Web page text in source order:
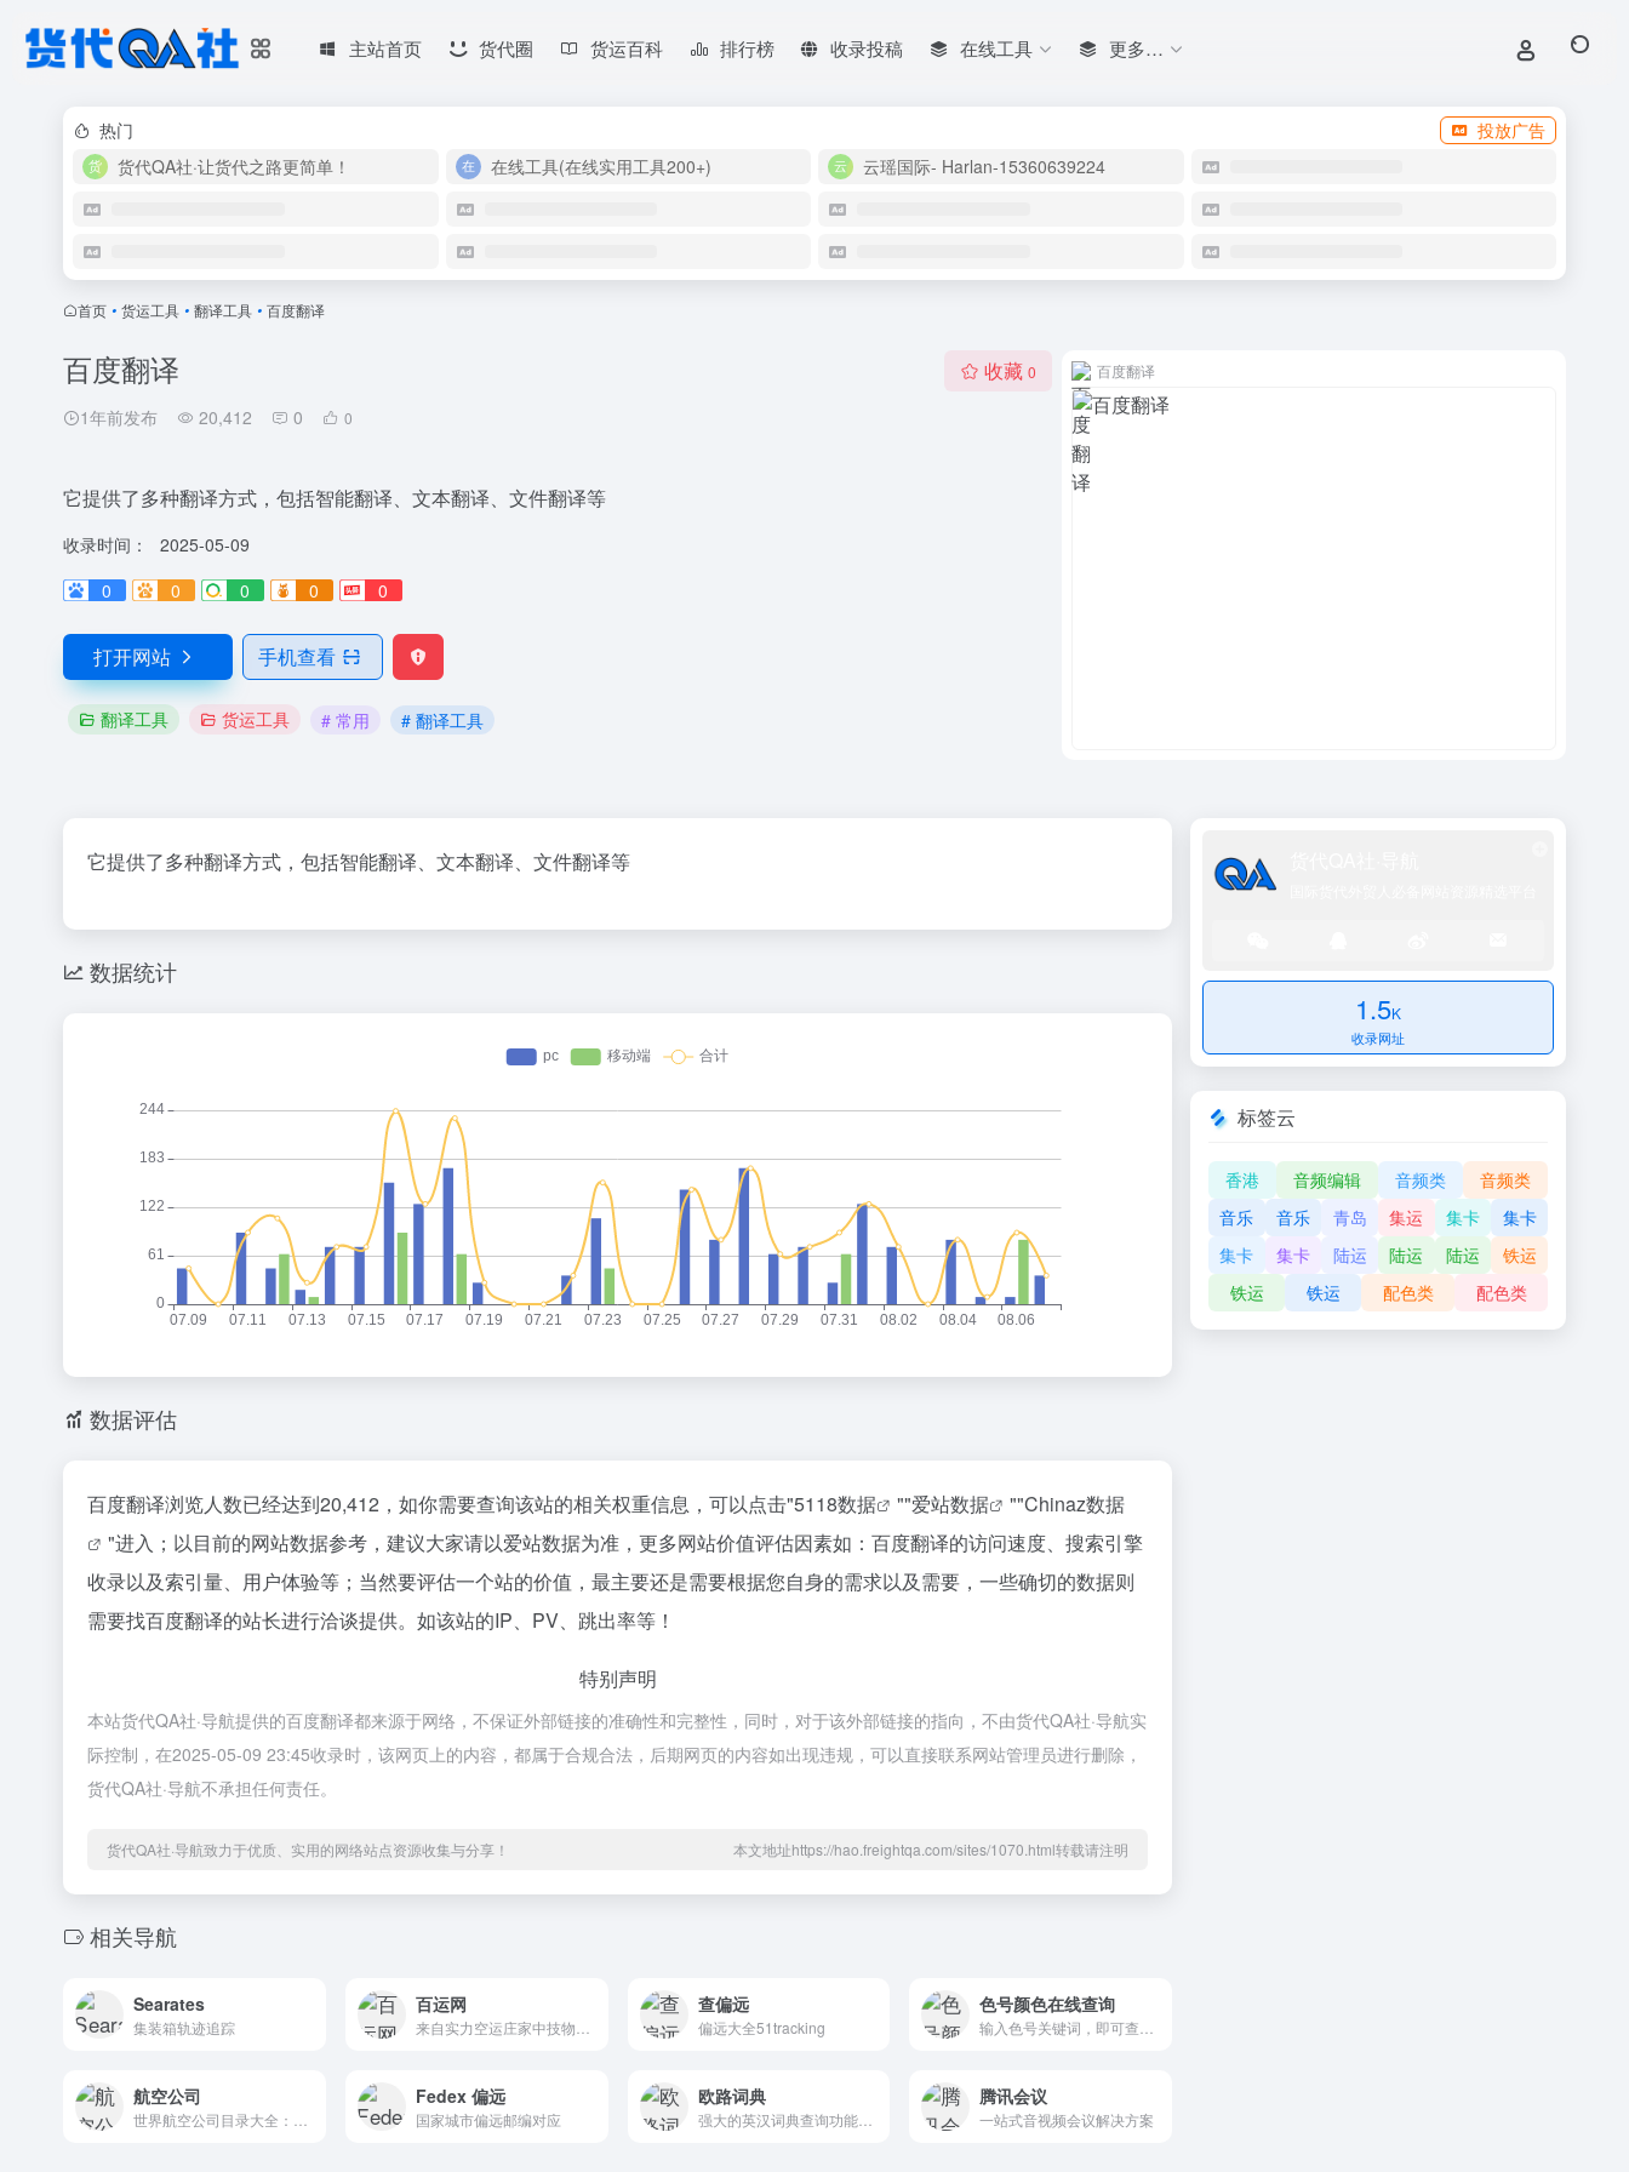
主站首页 货代圈 货运百科 排行榜 收录投稿 在线工具 更多…
热门
投放广告
货代QA社·让货代之路更简单！
在线工具(在线实用工具200+) 云瑶国际- Harlan-15360639224
首页 • 货运工具 • 翻译工具 • 百度翻译
百度翻译
1年前发布 20,412 0 0
收藏 0
它提供了多种翻译方式，包括智能翻译、文本翻译、文件翻译等
收录时间：
2025-05-09
0
0 0 0 0
打开网站 手机查看
翻译工具 货运工具 # 常用 # 翻译工具
百度翻译
它提供了多种翻译方式，包括智能翻译、文本翻译、文件翻译等
数据统计
数据评估
百度翻译浏览人数已经达到20,412，如你需要查询该站的相关权重信息，可以点击"5118数据 ""爱站数据 ""Chinaz数据
"进入；以目前的网站数据参考，建议大家请以爱站数据为准，更多网站价值评估因素如：百度翻译的访问速度、搜索引擎
收录以及索引量、用户体验等；当然要评估一个站的价值，最主要还是需要根据您自身的需求以及需要，一些确切的数据则
需要找百度翻译的站长进行洽谈提供。如该站的IP、PV、跳出率等！
特别声明
本站货代QA社·导航提供的百度翻译都来源于网络，不保证外部链接的准确性和完整性，同时，对于该外部链接的指向，不由货代QA社·导航实
际控制，在2025-05-09 23:45收录时，该网页上的内容，都属于合规合法，后期网页的内容如出现违规，可以直接联系网站管理员进行删除，
货代QA社·导航不承担任何责任。
货代QA社·导航致力于优质、实用的网络站点资源收集与分享！ 本文地址https://hao.freightqa.com/sites/1070.html转载请注明
相关导航
Searates
集装箱轨迹追踪
百运网 查偏远
偏远大全51tracking
色号颜色在线查询
航空公司 Fedex 偏远
国家城市偏远邮编对应
欧路词典
强大的英汉词典查询功能和丰富的例句搜索
腾讯会议
一站式音视频会议解决方案
1.5K
收录网址
标签云
香港 音频编辑 音频类
音频类
音乐
音乐 青岛 集运 集卡
集卡
集卡
集卡 陆运 陆运 陆运
铁运
铁运
铁运 配色类 配色类